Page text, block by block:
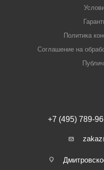
Политика
Соглашение на
+7 (495) 789-